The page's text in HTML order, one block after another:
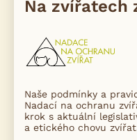
Na zvířatech
Naše podmínky a
Nadací na ochranu
krok s aktuální
a etického chovu